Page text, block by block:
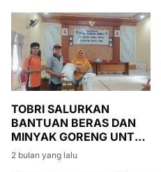
TOBRI SALURKAN
BANTUAN BERAS DAN
MINYAK GORENG UNTUK
WARGA BANSOS DI
DESA DANAU BARU
2 bulan yang lalu